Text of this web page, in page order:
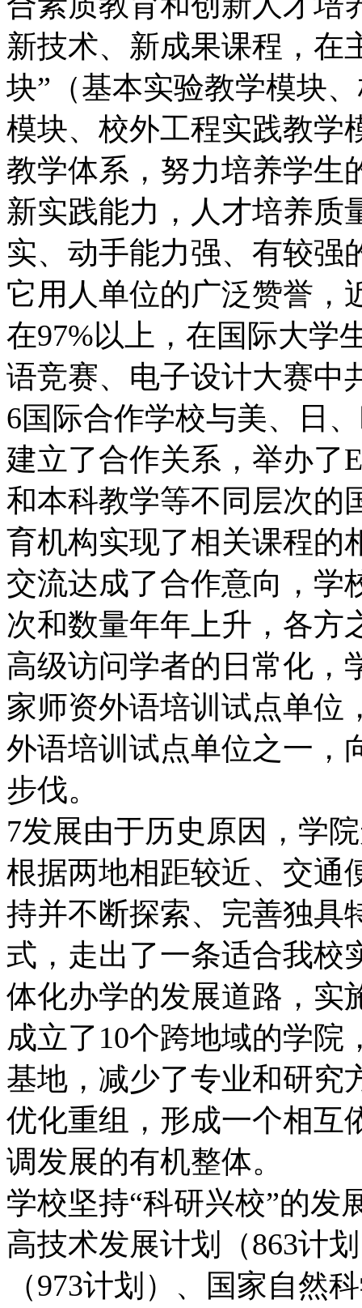
新技术、新成果课程，在
块”（基本实验教学模块
模块、校外工程实践教学
教学体系，努力培养学生
新实践能力，人才培养质
实、动手能力强、有较强
它用人单位的广泛赞誉，
在97%以上，在国际大学
语竞赛、电子设计大赛中
6国际合作学校与美、日
建立了合作关系，举办了
和本科教学等不同层次的
育机构实现了相关课程的
交流达成了合作意向，学
次和数量年年上升，各方
高级访问学者的日常化，
家师资外语培训试点单位
外语培训试点单位之一，
步伐。
7发展由于历史原因，学
根据两地相距较近、交通
持并不断探索、完善独具
式，走出了一条适合我校
体化办学的发展道路，实
成立了10个跨地域的学院
基地，减少了专业和研究
优化重组，形成一个相互
调发展的有机整体。
学校坚持“科研兴校”的发
高技术发展计划（863计
（973计划）、国家自然